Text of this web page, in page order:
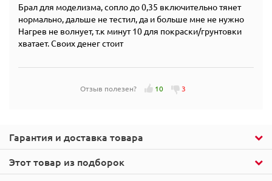
Этот товар из подборок
Гарантия и доставка товара
Брал для моделизма, сопло до 0,35 включительно тянет
нормально, дальше не тестил, да и больше мне не нужно
Нагрев не волнует, т.к минут 10 для покраски/грунтовки
хватает. Своих денег стоит
Отзыв полезен? 10 3